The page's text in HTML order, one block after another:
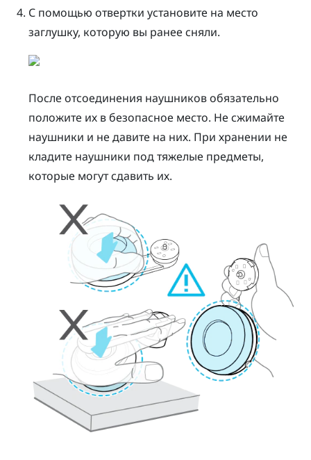
С помощью отвертки установите на место
заглушку, которую вы ранее сняли.
После отсоединения наушников обязательно
положите их в безопасное место. Не сжимайте
наушники и не давите на них. При хранении не
кладите наушники под тяжелые предметы,
которые могут сдавить их.